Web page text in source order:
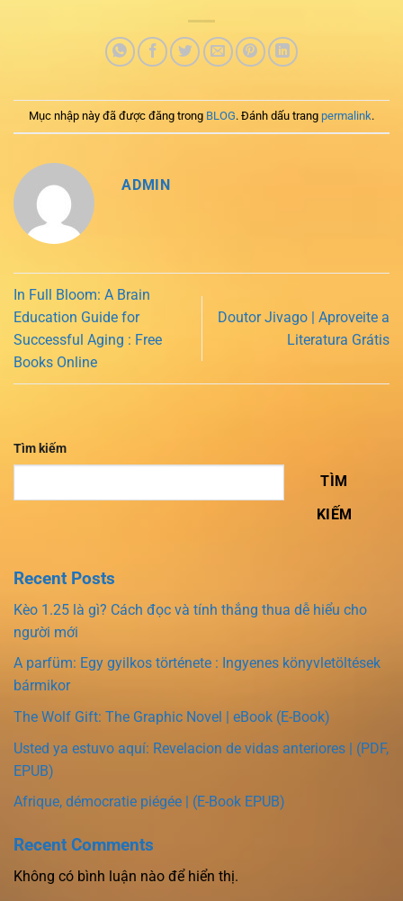
Mục nhập này đã được đăng trong BLOG. Đánh dấu trang permalink.
ADMIN
In Full Bloom: A Brain
Education Guide for
Successful Aging : Free
Books Online
Doutor Jivago | Aproveite a
Literatura Grátis
Tìm kiếm
TÌM
KIẾM
Recent Posts
Kèo 1.25 là gì? Cách đọc và tính thắng thua dễ hiểu cho
người mới
A parfüm: Egy gyilkos története : Ingyenes könyvletöltések
bármikor
The Wolf Gift: The Graphic Novel | eBook (E-Book)
Usted ya estuvo aquí: Revelacion de vidas anteriores | (PDF,
EPUB)
Afrique, démocratie piégée | (E-Book EPUB)
Recent Comments
Không có bình luận nào để hiển thị.